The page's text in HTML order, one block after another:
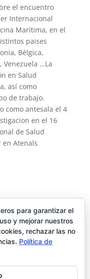
el encuentro
Internacional
Marítima, en el
paises
Bélgica,
Venezuela …La
en Salud
así como
de trabajo.
como antesala el 4
en el 16
de Salud
en Atenals
de España
del mar)
para garantizar el
y mejorar nuestros
rechazar las no
Política de